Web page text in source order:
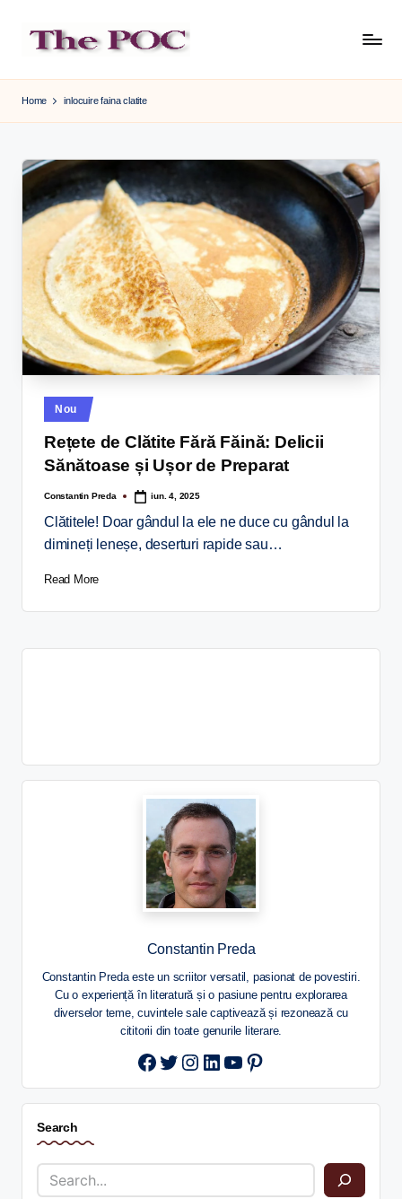
content
Home inlocuire faina clatite
Nou
Rețete de Clătite Fără Făină: Delicii
Sănătoase și Ușor de Preparat
Constantin Preda iun. 4, 2025
Clătitele! Doar gândul la ele ne duce cu gândul la
dimineți leneșe, deserturi rapide sau…
Read More
Constantin Preda
Constantin Preda este un scriitor versatil, pasionat de povestiri.
Cu o experiență în literatură și o pasiune pentru explorarea
diverselor teme, cuvintele sale captivează și rezonează cu
cititorii din toate genurile literare.
Twitter
Instagram
LinkedIn
YouTube
Pinterest
Search